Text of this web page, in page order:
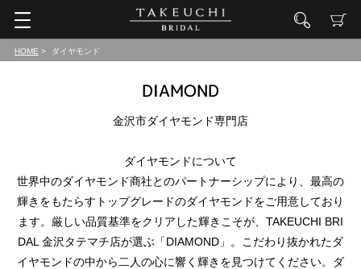
HOME ダイヤモンド
DIAMOND
金沢市ダイヤモンド専門店
ダイヤモンドについて
世界中のダイヤモンド商社とのパートナーシップにより、最高の
輝きをもたらすトップグレードのダイヤモンドをご用意しており
ます。厳しい品質基準をクリアした輝きこそが、TAKEUCHI BRI
DAL 金沢タテマチ店が選ぶ「DIAMOND」。こだわり抜かれたダ
イヤモンドの中から二人の心に響く輝きを見つけてください。ダ